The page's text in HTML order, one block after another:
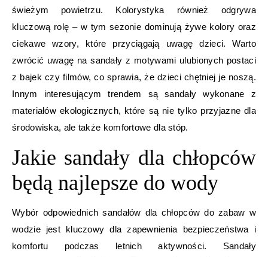
świeżym powietrzu. Kolorystyka również odgrywa
kluczową rolę – w tym sezonie dominują żywe kolory oraz
ciekawe wzory, które przyciągają uwagę dzieci. Warto
zwrócić uwagę na sandały z motywami ulubionych postaci
z bajek czy filmów, co sprawia, że dzieci chętniej je noszą.
Innym interesującym trendem są sandały wykonane z
materiałów ekologicznych, które są nie tylko przyjazne dla
środowiska, ale także komfortowe dla stóp.
Jakie sandały dla chłopców
będą najlepsze do wody
Wybór odpowiednich sandałów dla chłopców do zabaw w
wodzie jest kluczowy dla zapewnienia bezpieczeństwa i
komfortu podczas letnich aktywności. Sandały